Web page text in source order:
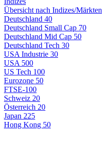
Übersicht nach Indizes/Märkten
Deutschland 40
Deutschland Small Cap 70
Deutschland Mid Cap 50
Deutschland Tech 30
USA Industrie 30
USA 500
US Tech 100
Eurozone 50
FTSE-100
Schweiz 20
Österreich 20
Japan 225
Hong Kong 50